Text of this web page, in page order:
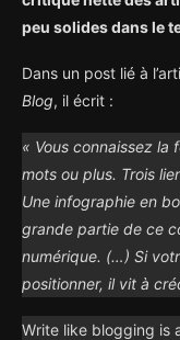
peu solides dans le
Dans un post lié à
Blog, il écrit :
« Vous connaissez la
mots ou plus. Trois
Une infographie en
grande partie de ce
numérique. (…) Si
positionner, il vit à
Write like blogging is